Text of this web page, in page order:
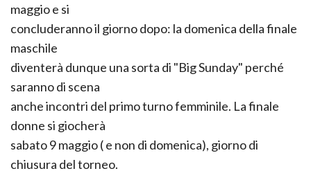
maggio e si
concluderanno il giorno dopo: la domenica della finale
maschile
diventerà dunque una sorta di "Big Sunday" perché
saranno di scena
anche incontri del primo turno femminile. La finale
donne si giocherà
sabato 9 maggio ( e non di domenica), giorno di
chiusura del torneo.